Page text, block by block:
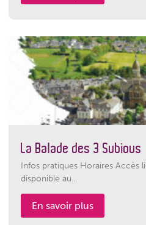
La Balade des 3 Subious
Infos pratiques Horaires Accès
disponible au...
En savoir plus